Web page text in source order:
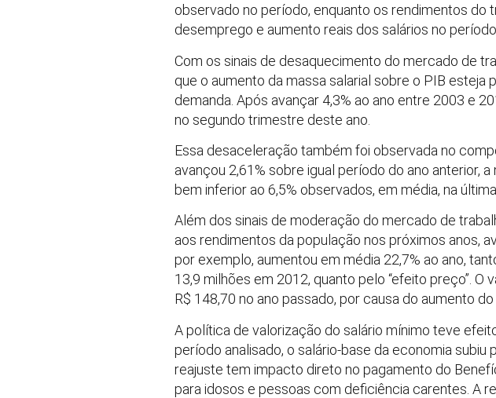
observado no período, enquanto os rendimentos do
desemprego e aumento reais dos salários no período.
Com os sinais de desaquecimento do mercado de
que o aumento da massa salarial sobre o PIB
demanda. Após avançar 4,3% ao ano entre 2003 e
no segundo trimestre deste ano.
Essa desaceleração também foi observada no
avançou 2,61% sobre igual período do ano anterior,
bem inferior ao 6,5% observados, em média, na
Além dos sinais de moderação do mercado de
aos rendimentos da população nos próximos anos,
por exemplo, aumentou em média 22,7% ao ano,
13,9 milhões em 2012, quanto pelo “efeito preço”.
R$ 148,70 no ano passado, por causa do aumento
A política de valorização do salário mínimo teve
período analisado, o salário-base da economia
reajuste tem impacto direto no pagamento do
para idosos e pessoas com deficiência carentes. A